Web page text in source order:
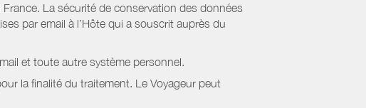
La sécurité de conservation des données
par email à l’Hôte qui a souscrit auprès du
et toute autre système personnel.
la finalité du traitement. Le Voyageur peut